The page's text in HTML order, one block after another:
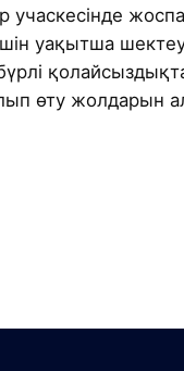
учаскесінде
уақытша
өту жолдарын